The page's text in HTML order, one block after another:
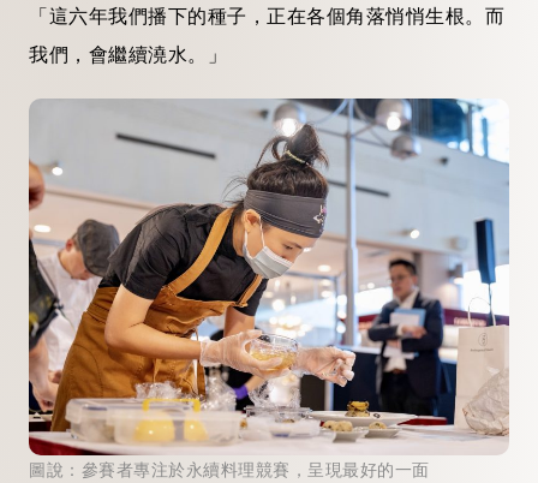
「這六年我們播下的種子，正在各個角落悄悄生根。而
我們，會繼續澆水。」
圖說：參賽者專注於永續料理競賽，呈現最好的一面